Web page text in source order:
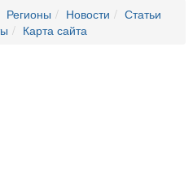
Регионы Новости
Статьи
Карта сайта